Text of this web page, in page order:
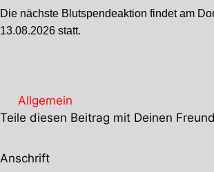
Die nächste Blutspendeaktion findet am
13.08.2026 statt.
Allgemein
Teile diesen Beitrag mit Deinen
Anschrift